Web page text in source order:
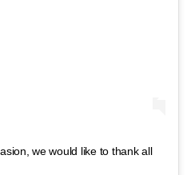
we would like to thank all